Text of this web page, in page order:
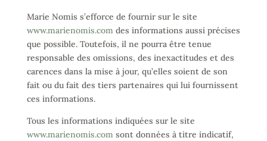
Marie Nomis s’efforce de fournir sur le site
www.marienomis.comdes informations aussi précises
que possible. Toutefois, il ne pourra être tenue
responsable des omissions, des inexactitudes et des
carences dans la mise à jour, qu’elles soient de son
fait ou du fait des tiers partenaires qui lui fournissent
ces informations.
Tous les informations indiquées sur le site
www.marienomis.comsont données à titre indicatif,